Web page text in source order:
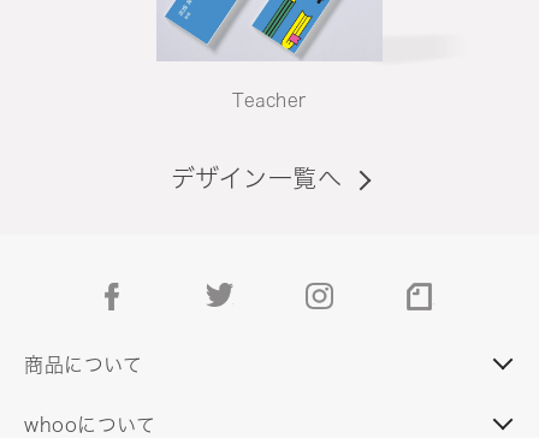
Teacher
デザイン一覧へ
facebook instagram
商品について
whooについて